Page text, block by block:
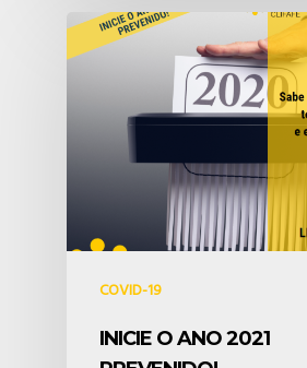
COVID-19
INICIE O ANO 2021